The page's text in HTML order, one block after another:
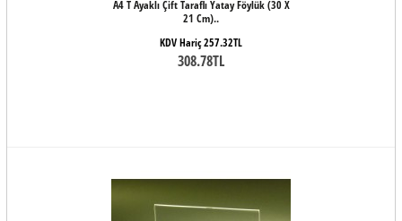
A4 T Ayaklı Çift Taraflı Yatay Föylük (30 X
21 Cm)..
KDV Hariç 257.32TL
308.78TL